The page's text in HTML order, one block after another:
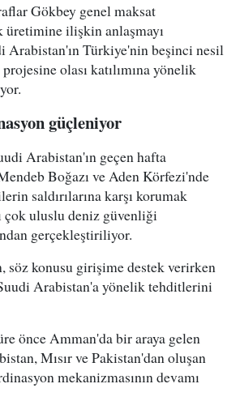
Gökbey genel maksat
ilişkin anlaşmayı
Arabistan'ın Türkiye'nin beşinci nesil
olası katılımına yönelik
güçleniyor
Arabistan'ın geçen hafta
Boğazı ve Aden Körfezi'nde
saldırılarına karşı korumak
çok uluslu deniz güvenliği
gerçekleştiriliyor.
söz konusu girişime destek verirken
Arabistan'a yönelik tehditlerini
önce Amman'da bir araya gelen
Mısır ve Pakistan'dan oluşan
mekanizmasının devamı